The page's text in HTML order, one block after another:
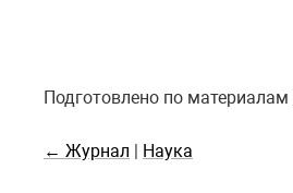
Подготовлено по материалам
← Журнал | Наука